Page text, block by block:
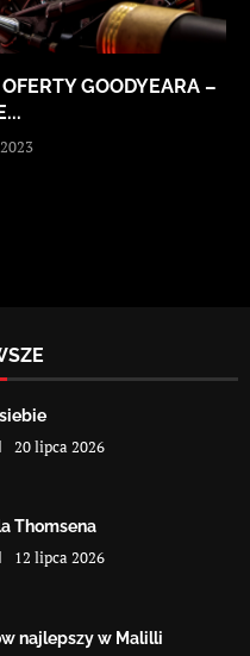
GOODYEARA –
20 lipca 2026
Thomsena
12 lipca 2026
najlepszy w Malilli